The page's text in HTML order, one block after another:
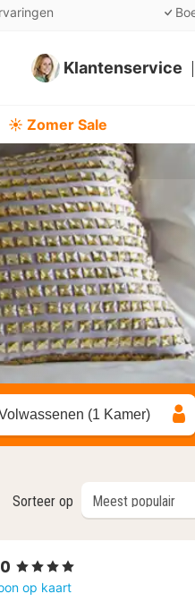
Klantenservice
☀️ Zomer Sale
(1 Kamer)
Sorteer op
1
nacht
, 4 Sterren
op kaart